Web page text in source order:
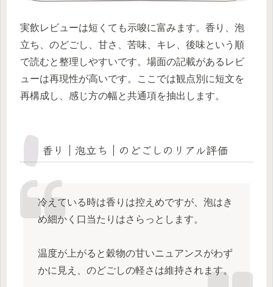
実飲レビューは短くても示唆に富みます。香り、泡
立ち、のどごし、甘さ、苦味、キレ、後味という順
で読むと整理しやすいです。場面の記載があるレビ
ューは再現性が高いです。ここでは観点別に短文を
再構成し、感じ方の幅と共通項を抽出します。
香り｜泡立ち｜のどごしのリアル評価
冷えている時は香りは控えめですが、泡はき
め細かく口当たりはさらっとします。
温度が上がると穀物の甘いニュアンスがわず
かに見え、のどごしの軽さは維持されます。